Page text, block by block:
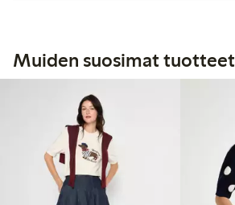
Muiden suosimat tuotteet